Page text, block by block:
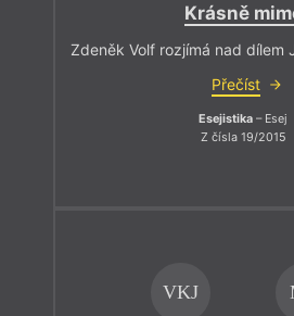
Krásně
Zdeněk Volf rozjímá nad dílem
Přečíst
Esejistika – Esej
Z čísla 19/2015
VKJ